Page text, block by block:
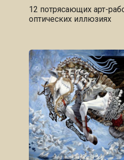
12 потрясающих арт-
оптических иллюзиях